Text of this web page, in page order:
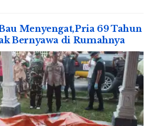
Menyengat,Pria 69 Tahun
Bernyawa di Rumahnya